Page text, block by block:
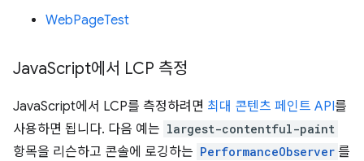
WebPageTest
JavaScript에서 LCP 측정
JavaScript에서 LCP를 측정하려면 최대 콘텐츠 페인트 API를
사용하면 됩니다. 다음 예는 largest-contentful-paint
항목을 리슨하고 콘솔에 로깅하는 PerformanceObserver 를